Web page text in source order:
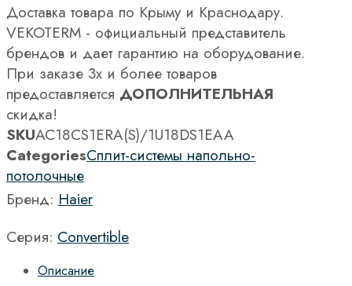
Доставка товара по Крыму и Краснодару.
VEKOTERM - официальный представитель
брендов и дает гарантию на оборудование.
При заказе 3х и более товаров
предоставляется ДОПОЛНИТЕЛЬНАЯ
скидка!
SKUAC18CS1ERA(S)/1U18DS1EAA
CategoriesСплит-системы напольно-
потолочные
Бренд: Haier
Серия: Convertible
Описание